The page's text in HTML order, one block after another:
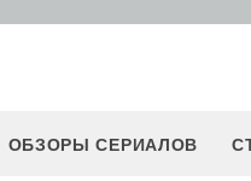
ОБЗОРЫ СЕРИАЛОВ